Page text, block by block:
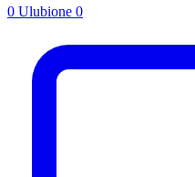
0 Ulubione 0